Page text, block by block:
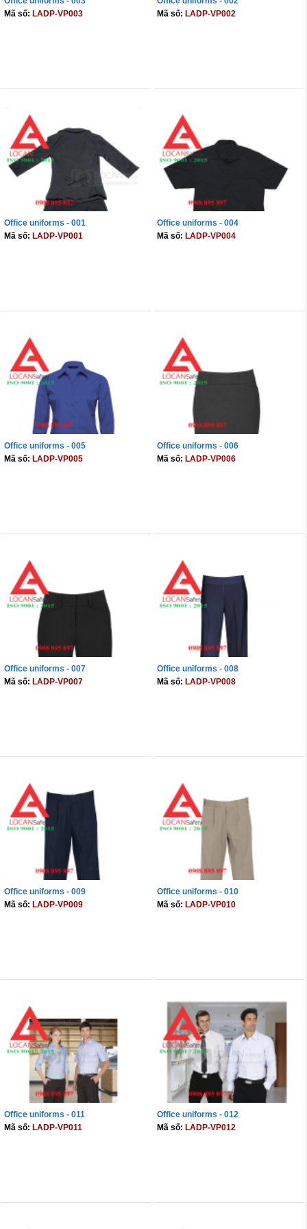
Mã số: LADP-VP003
Mã số: LADP-VP002
Office uniforms - 001
Mã số: LADP-VP001
Office uniforms - 004
Mã số: LADP-VP004
Office uniforms - 005
Mã số: LADP-VP005
Office uniforms - 006
Mã số: LADP-VP006
Office uniforms - 007
Mã số: LADP-VP007
Office uniforms - 008
Mã số: LADP-VP008
Office uniforms - 009
Mã số: LADP-VP009
Office uniforms - 010
Mã số: LADP-VP010
Office uniforms - 011
Mã số: LADP-VP011
Office uniforms - 012
Mã số: LADP-VP012
Cọc giao thông, rào chắn công trình